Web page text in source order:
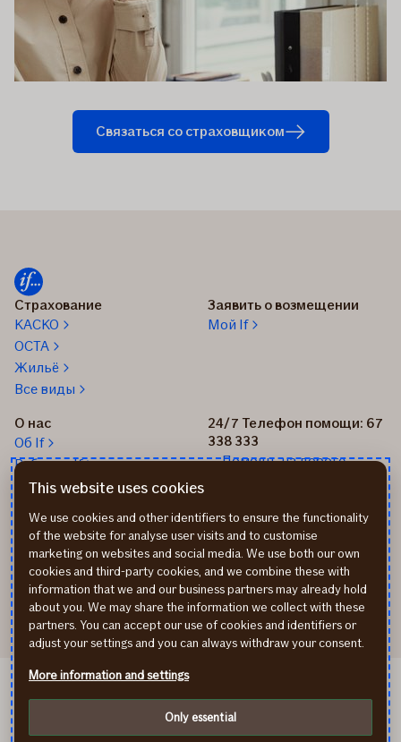
Связаться со страховщиком
Страхование
КАСКО
OCTA
Жильё
Все виды
Заявить о возмещении
Мой If
О нас
Об If
Работа в If
Новости
24/7 Телефон помощи: 67
338 333
Помощь на дороге
Наши офисы
Дистрибьюторы
страхования If
Реквизиты
If Kindlustus EE
If Draudimas LT
Политика конфиденциальности
This website uses cookies
We use cookies and other identifiers to ensure the functionality
of the website for analyse user visits and to customise
marketing on websites and social media. We use both our own
cookies and third-party cookies, and we combine these with
information that we and our business partners may already hold
about you. We may share the information we collect with these
partners. You can accept our use of cookies and identifiers or
adjust your settings and you can always withdraw your consent.
More information and settings
Only essential